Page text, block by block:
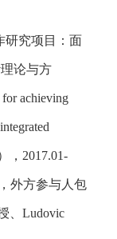
研究项目：面
论与方
for achieving
，2017.01-
外方参与人包
、Ludovic